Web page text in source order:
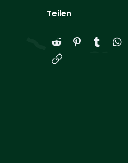
Teilen
Reddit Pinterest
Tumblr